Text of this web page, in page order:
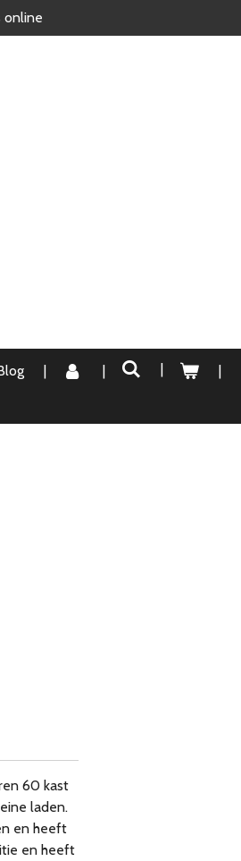
online
60 kast
laden.
en heeft
en heeft